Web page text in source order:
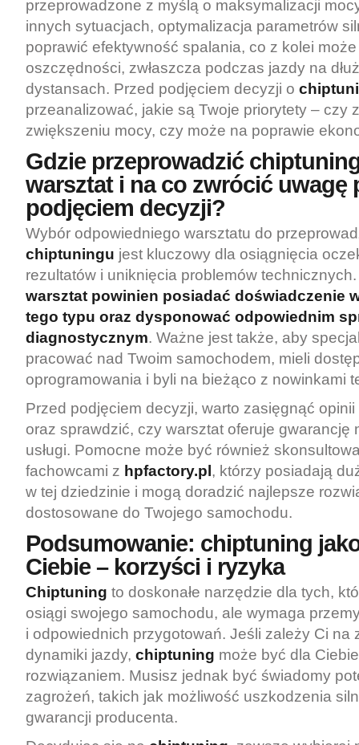
przeprowadzone z myślą o maksymalizacji
innych sytuacjach, optymalizacja parametrów
poprawić efektywność spalania, co z kolei
oszczędności, zwłaszcza podczas jazdy na
dystansach. Przed podjęciem decyzji o
przeanalizować, jakie są Twoje priorytety – czy
zwiększeniu mocy, czy może na poprawie
Gdzie przeprowadzić
warsztat i na co zwrócić uwagę
podjęciem decyzji?
Wybór odpowiedniego warsztatu do
chiptuningu jest kluczowy dla osiągnięcia
rezultatów i uniknięcia problemów
warsztat powinien posiadać doświadczenie
tego typu oraz dysponować odpowiednim
diagnostycznym. Ważne jest także, aby
pracować nad Twoim samochodem, mieli
oprogramowania i byli na bieżąco z nowinkami
Przed podjęciem decyzji, warto zasięgnąć
oraz sprawdzić, czy warsztat oferuje gwarancję
usługi. Pomocne może być również
fachowcami z hpfactory.pl , którzy posiadają
w tej dziedzinie i mogą doradzić najlepsze
dostosowane do Twojego samochodu.
Podsumowanie: chiptuning
Ciebie – korzyści i ryzyka
Chiptuning to doskonałe narzędzie dla tych,
osiągi swojego samochodu, ale wymaga
i odpowiednich przygotowań. Jeśli zależy Ci na
dynamiki jazdy, chiptuning może być dla
rozwiązaniem. Musisz jednak być świadomy
zagrożeń, takich jak możliwość uszkodzenia
gwarancji producenta.